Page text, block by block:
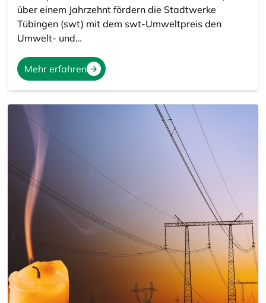
über einem Jahrzehnt fördern die Stadtwerke
Tübingen (swt) mit dem swt-Umweltpreis den
Umwelt- und…
Mehr erfahren